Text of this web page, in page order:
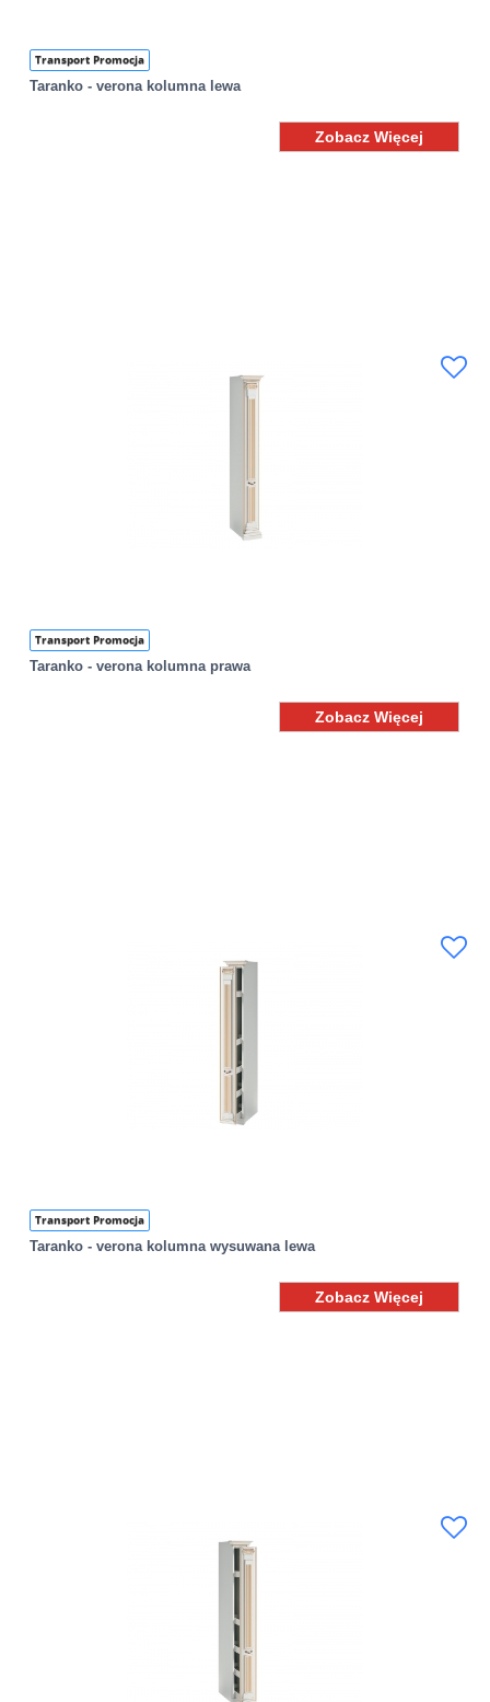
Transport Promocja
Taranko - verona kolumna lewa
Zobacz Więcej
Transport Promocja
Taranko - verona kolumna prawa
Zobacz Więcej
Transport Promocja
Taranko - verona kolumna wysuwana lewa
Zobacz Więcej